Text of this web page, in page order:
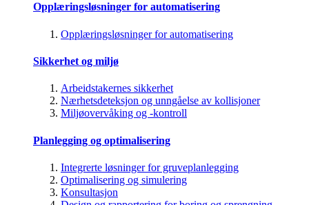
Opplæringsløsninger for automatisering
Opplæringsløsninger for automatisering
Sikkerhet og miljø
Arbeidstakernes sikkerhet
Nærhetsdeteksjon og unngåelse av kollisjoner
Miljøovervåking og -kontroll
Planlegging og optimalisering
Integrerte løsninger for gruveplanlegging
Optimalisering og simulering
Konsultasjon